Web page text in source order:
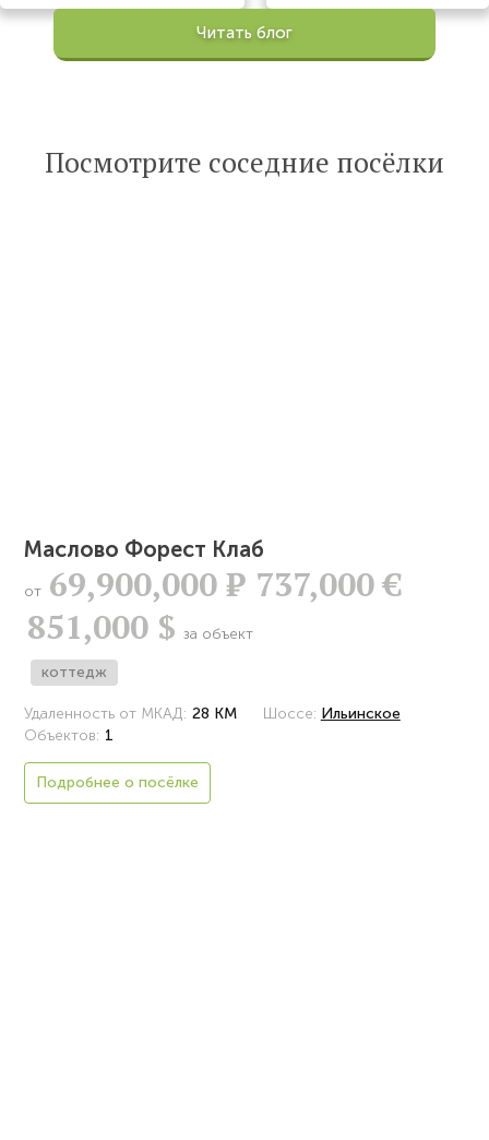
Просмотров:
Опубликована:
статью
Читать блог
Посмотрите соседние посёлки
Маслово Форест Клаб
от 69,900,000Р 737,000 €
851,000 $ за объект
коттедж
Удаленность от МКАД: 28 КМ Шоссе: Ильинское
Объектов: 1
Подробнее о посёлке